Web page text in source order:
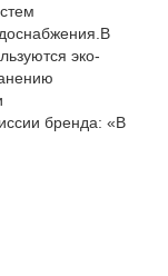
эко-
бренда: «В